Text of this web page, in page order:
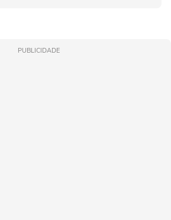
PUBLICIDADE